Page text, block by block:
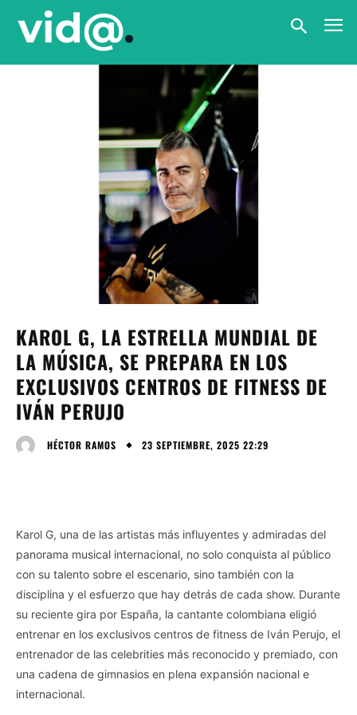
KAROL G, LA ESTRELLA MUNDIAL DE
LA MÚSICA, SE PREPARA EN LOS
EXCLUSIVOS CENTROS DE FITNESS DE
IVÁN PERUJO
HÉCTOR RAMOS 23 SEPTIEMBRE, 2025 22:29
Karol G, una de las artistas más influyentes y admiradas del
panorama musical internacional, no solo conquista al público
con su talento sobre el escenario, sino también con la
disciplina y el esfuerzo que hay detrás de cada show. Durante
su reciente gira por España, la cantante colombiana eligió
entrenar en los exclusivos centros de fitness de Iván Perujo, el
entrenador de las celebrities más reconocido y premiado, con
una cadena de gimnasios en plena expansión nacional e
internacional.